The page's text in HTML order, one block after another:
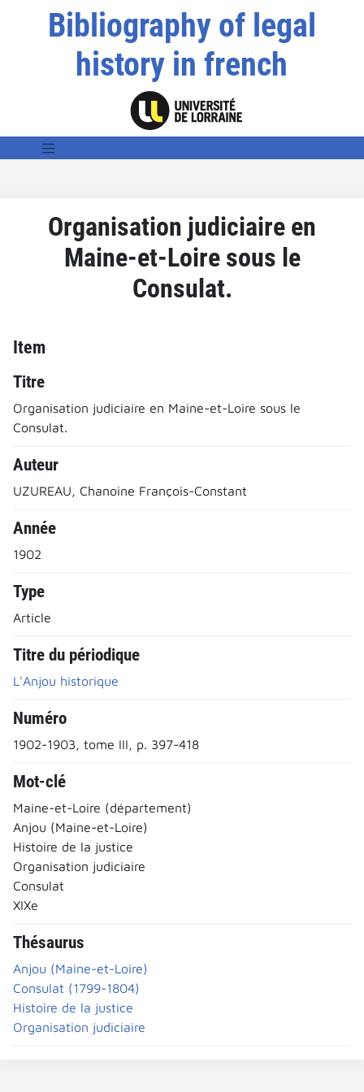
Bibliography of legal
history in french
Organisation judiciaire en
Maine-et-Loire sous le
Consulat.
Item
Titre
Organisation judiciaire en Maine-et-Loire sous le
Consulat.
Auteur
UZUREAU, Chanoine François-Constant
Année
1902
Type
Article
Titre du périodique
L'Anjou historique
Numéro
1902-1903, tome III, p. 397-418
Mot-clé
Maine-et-Loire (département)
Anjou (Maine-et-Loire)
Histoire de la justice
Organisation judiciaire
Consulat
XIXe
Thésaurus
Anjou (Maine-et-Loire)
Consulat (1799-1804)
Histoire de la justice
Organisation judiciaire